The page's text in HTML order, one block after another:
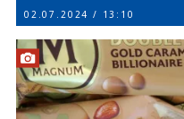
02.07.2024 / 13:10